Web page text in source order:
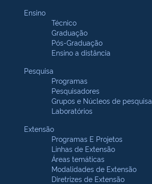
Ensino
Técnico
Graduação
Pós-Graduação
Ensino a distância
Pesquisa
Programas
Pesquisadores
Grupos e Núcleos de pesquisa
Laboratórios
Extensão
Programas E Projetos
Linhas de Extensão
Áreas temáticas
Modalidades de Extensão
Diretrizes de Extensão